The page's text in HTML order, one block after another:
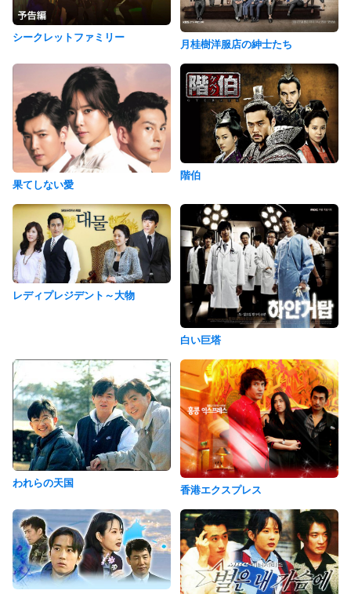
シークレットファミリー
月桂樹洋服店の紳士たち
果てしない愛
階伯
レディプレジデント～大物
白い巨塔
われらの天国
香港エクスプレス